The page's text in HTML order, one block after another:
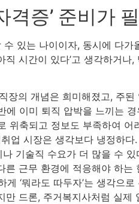
격증’ 준비가
있는 나이이자, 동시에 다가
직 시간이 있다’고 생각하거
장의 개념은 희미해졌고, 주
이미 퇴직 압박을 느끼는
위축되고 정보도 부족하여 어
업 시장은 생각보다 냉정하
기술직 수요가 더 많을 수
른 근무 환경에 적응해야 하는
게 ‘뭐라도 따두자’는 생각으
만 드론, 주거복지사처럼 실제